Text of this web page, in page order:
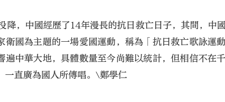
，中國經歷了14年漫長的抗日救亡日子，其間，中
國為主題的一場愛國運動，稱為「抗日救亡歌詠運
中華大地，具體數量至今尚難以統計，但相信不在
一直廣為國人所傳唱。\鄭學仁